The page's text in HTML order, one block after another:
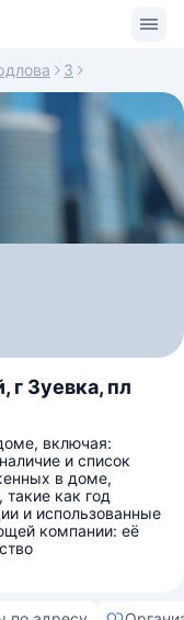
3
г Зуевка, пл
включая:
и список
в доме,
как год
и использованные
компании: её